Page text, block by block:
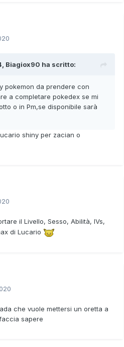
Biagiox90 ha scritto:
pokemon da prendere con
a completare pokedex se mi
o in Pm,se disponibile sarà
shiny per zacian o
il Livello, Sesso, Abilità, IVs,
di Lucario
che vuole mettersi un oretta a
sapere